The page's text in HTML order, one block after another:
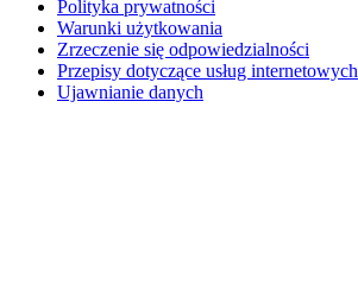
Polityka prywatności
Warunki użytkowania
Zrzeczenie się odpowiedzialności
Przepisy dotyczące usług internetowych
Ujawnianie danych